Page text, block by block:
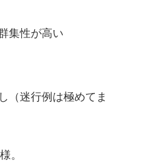
集性が高い
（迷行例は極めてま
。